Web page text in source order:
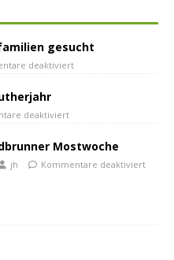
gesucht
deaktiviert
deaktiviert
Mostwoche
jh Kommentare deaktiviert